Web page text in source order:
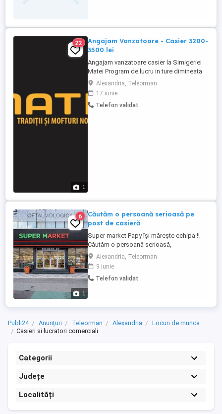
1
22
Angajam Vanzatoare - Casier 3200-
3500 lei
Angajam vanzatoare casier la Simigeriei
Matei Program de lucru in ture dimineata
seara 8 ore Luni-Sambata ..... 3200 lei
salariu Program de lucru in ture de 1zi cu
1zi (16 ore) ..... 3500 lei salariu Ne dorim
de la tine responsabilitate, organizare,
Alexandria, Teleorman
17 iunie
Telefon validat
1
6
Căutăm o persoană serioasă pe
post de casieră
Super market Papy își mărește echipa !!
Căutăm o persoană serioasă,
responsabilă și amabilă pentru postul de
Lucrător Comercial Casier. Cerințe:
Atitudine pozitivă și orientare către clienți;
Seriozitate și punctualitate; Spirit de
Alexandria, Teleorman
9 iunie
Telefon validat
Publi24 Anunțuri Teleorman Alexandria
Locuri de munca
Casieri si lucratori comerciali
Categorii
Județe
Localități